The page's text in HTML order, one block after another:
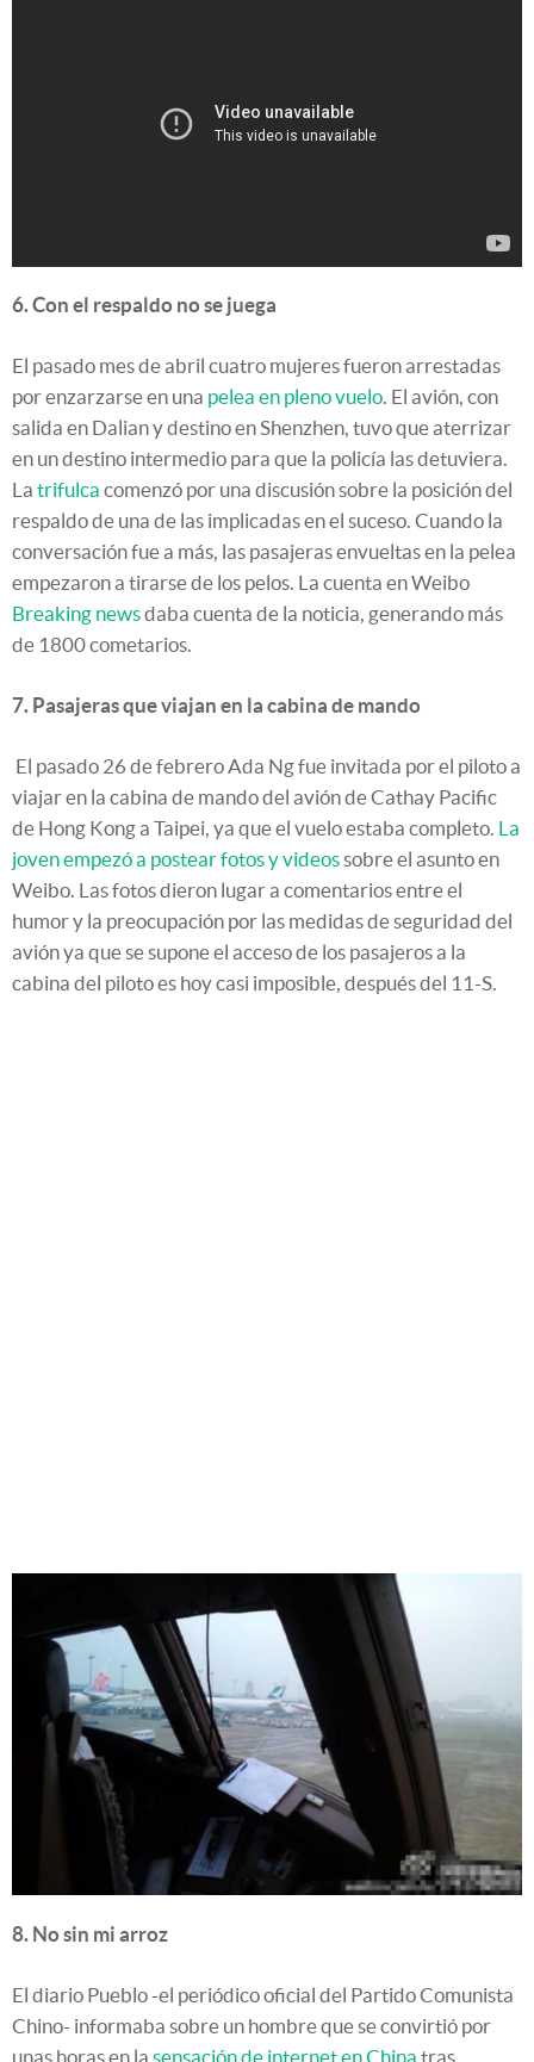
6. Con el respaldo no se juega
El pasado mes de abril cuatro mujeres fueron arrestadas
por enzarzarse en una pelea en pleno vuelo. El avión, con
salida en Dalian y destino en Shenzhen, tuvo que aterrizar
en un destino intermedio para que la policía las detuviera.
La trifulca comenzó por una discusión sobre la posición del
respaldo de una de las implicadas en el suceso. Cuando la
conversación fue a más, las pasajeras envueltas en la pelea
empezaron a tirarse de los pelos. La cuenta en Weibo
Breaking newsdaba cuenta de la noticia, generando más
de 1800 cometarios.
7. Pasajeras que viajan en la cabina de mando
El pasado 26 de febrero Ada Ng fue invitada por el piloto a
viajar en la cabina de mando del avión de Cathay Pacific
de Hong Kong a Taipei, ya que el vuelo estaba completo. La
joven empezó a postear fotos y videossobre el asunto en
Weibo. Las fotos dieron lugar a comentarios entre el
humor y la preocupación por las medidas de seguridad del
avión ya que se supone el acceso de los pasajeros a la
cabina del piloto es hoy casi imposible, después del 11-S.
8. No sin mi arroz
El diario Pueblo -el periódico oficial del Partido Comunista
Chino- informaba sobre un hombre que se convirtió por
unas horas en la sensación de internet en China tras